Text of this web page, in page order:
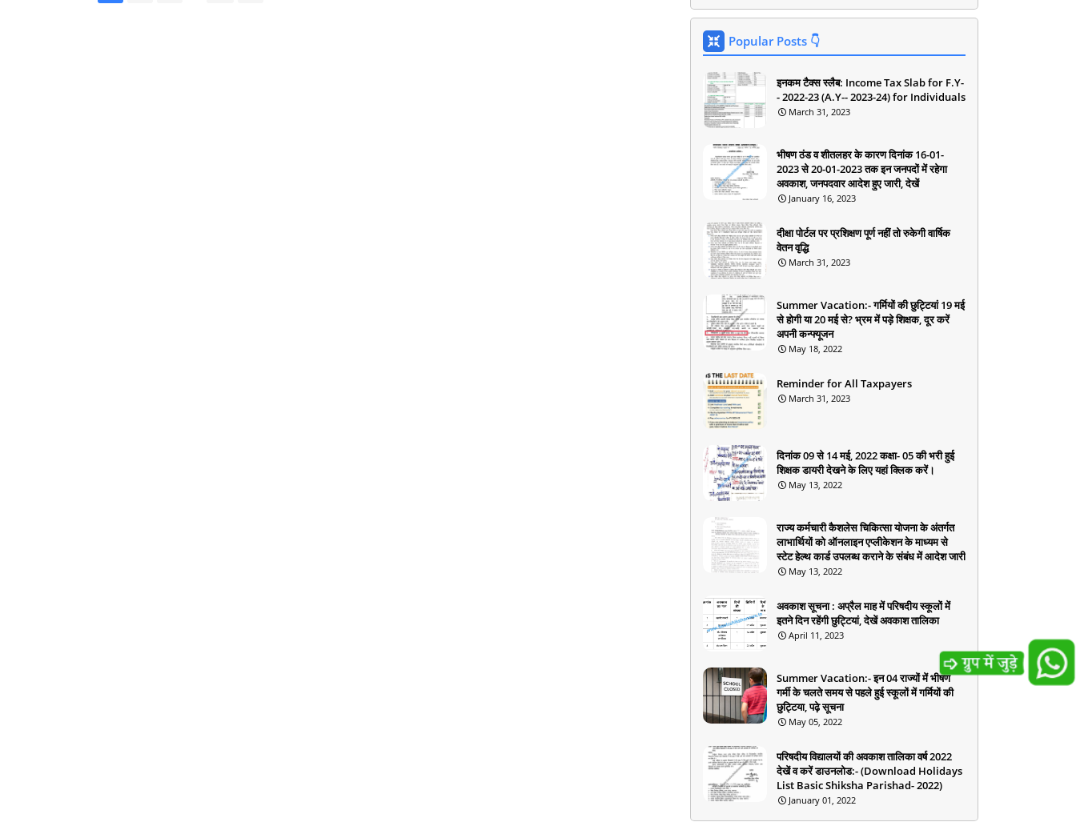
Popular Posts 👇
इनकम टैक्स स्लैब: Income Tax Slab for F.Y-
- 2022-23 (A.Y-- 2023-24) for Individuals
March 31, 2023
भीषण ठंड व शीतलहर के कारण दिनांक 16-01-
2023 से 20-01-2023 तक इन जनपदों में रहेगा
अवकाश, जनपदवार आदेश हुए जारी, देखें
January 16, 2023
दीक्षा पोर्टल पर प्रशिक्षण पूर्ण नहीं तो रुकेगी वार्षिक
वेतन वृद्धि
March 31, 2023
Summer Vacation:- गर्मियों की छुट्टियां 19 मई
से होगी या 20 मई से? भ्रम में पड़े शिक्षक, दूर करें
अपनी कन्फ्यूजन
May 18, 2022
Reminder for All Taxpayers
March 31, 2023
दिनांक 09 से 14 मई, 2022 कक्षा- 05 की भरी हुई
शिक्षक डायरी देखने के लिए यहां क्लिक करें।
May 13, 2022
राज्य कर्मचारी कैशलेस चिकित्सा योजना के अंतर्गत
लाभार्थियों को ऑनलाइन एप्लीकेशन के माध्यम से
स्टेट हेल्थ कार्ड उपलब्ध कराने के संबंध में आदेश जारी
May 13, 2022
अवकाश सूचना : अप्रैल माह में परिषदीय स्कूलों में
इतने दिन रहेंगी छुट्टियां, देखें अवकाश तालिका
April 11, 2023
Summer Vacation:- इन 04 राज्यों में भीषण
गर्मी के चलते समय से पहले हुई स्कूलों में गर्मियों की
छुट्टिया, पढ़े सूचना
May 05, 2022
परिषदीय विद्यालयों की अवकाश तालिका वर्ष 2022
देखें व करें डाउनलोड:- (Download Holidays
List Basic Shiksha Parishad- 2022)
January 01, 2022